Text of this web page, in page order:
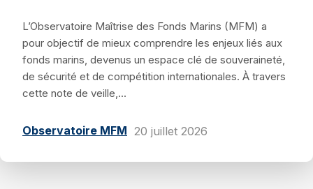
L’Observatoire Maîtrise des Fonds Marins (MFM) a
pour objectif de mieux comprendre les enjeux liés aux
fonds marins, devenus un espace clé de souveraineté,
de sécurité et de compétition internationales. À travers
cette note de veille,...
Observatoire MFM 20 juillet 2026